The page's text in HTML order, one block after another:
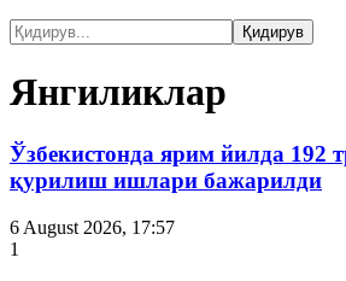
Янгиликлар
Ўзбекистонда ярим йилда 192
қурилиш ишлари бажарилди
6 August 2026, 17:57
1